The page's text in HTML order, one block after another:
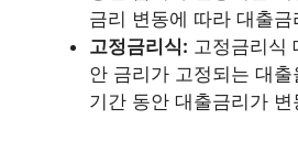
금리 변동에 따라 대출
고정금리식: 고정금리식
안 금리가 고정되는 대
기간 동안 대출금리가